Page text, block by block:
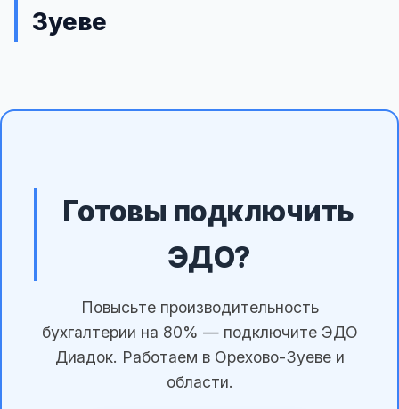
Зуеве
Готовы подключить
ЭДО?
Повысьте производительность
бухгалтерии на 80% — подключите ЭДО
Диадок. Работаем в Орехово-Зуеве и
области.